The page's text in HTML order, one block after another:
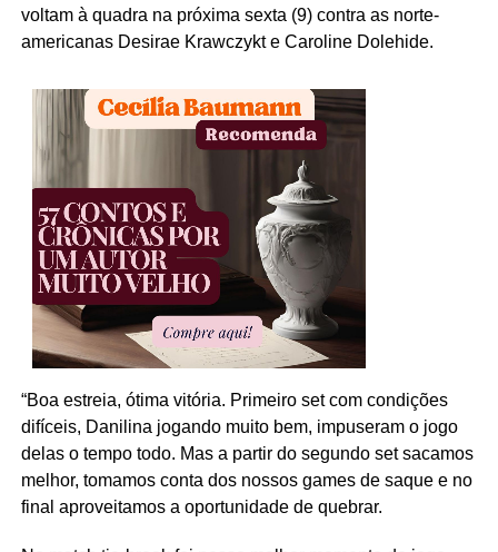
voltam à quadra na próxima sexta (9) contra as norte-
americanas Desirae Krawczykt e Caroline Dolehide.
“Boa estreia, ótima vitória. Primeiro set com condições
difíceis, Danilina jogando muito bem, impuseram o jogo
delas o tempo todo. Mas a partir do segundo set sacamos
melhor, tomamos conta dos nossos games de saque e no
final aproveitamos a oportunidade de quebrar.